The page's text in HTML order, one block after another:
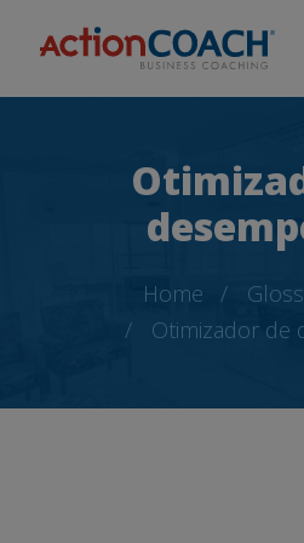
Home
Otimizador de